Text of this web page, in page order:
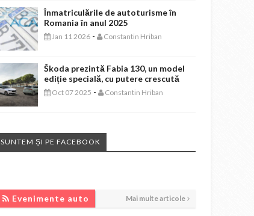
Înmatriculările de autoturisme în
Romania în anul 2025
Jan 11 2026 - Constantin Hriban
Škoda prezintă Fabia 130, un model
ediție specială, cu putere crescută
Oct 07 2025 - Constantin Hriban
SUNTEM ȘI PE FACEBOOK
Evenimente auto Mai multe articole